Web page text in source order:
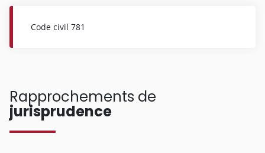
Code civil 781
Rapprochements de
jurisprudence